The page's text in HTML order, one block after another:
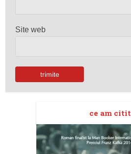
Site web
ce am citit